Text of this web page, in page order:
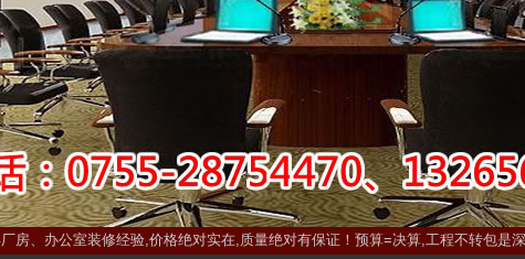
房、办公室装修经验,价格绝对实在,质量绝对有保证！预算=决算,工程不转包是